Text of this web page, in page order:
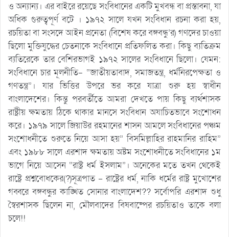
ও অন্যান্য। এর বাইরে রয়েছে সংবিধানের একটি মুখবন্ধ বা প্রস্তাবনা, যা
অধিক গুরুত্বপূর্ণ বটে । ১৯৭২ সালে যখন সংবিধান রচনা করা হয়,
রচয়িতা বা সংসদে আইন প্রনেতা (বিশেষ করে বঙ্গবন্ধু’র) গণদের চাওয়া
ছিলো মুক্তিযুদ্ধের চেতনাকে সংবিধানে প্রতিফলিত করা। কিছু ব্যতিক্রম
ব্যতিরেকে তার বেশিরভাগই ১৯৭২ সালের সংবিধানে ছিলো। যেমন:
সংবিধানে চার মূলনীতি- “জাতীয়তাবাদ, সমাজতন্ত্র, ধর্মনিরপেক্ষতা ও
গণতন্ত্র”। যার ভিত্তির উপরে ভর করে যাত্রা শুরু হয় স্বাধীন
বাংলাদেশের। কিন্তু পরবর্তীতে আমরা দেখতে পায় কিছু ব্যর্থশাসক
রাষ্ট্রীয় ক্ষমতায় ঠিকে থাকার মানসে সংবিধান অযাচিতভাবে সংশোধন
করে। ১৯৭৯ সালে জিয়াউর রহমানের শাসন আমলে সংবিধানের পঞ্চম
সংশোধনীতে শুরুতে নিয়ে আসা হয়” বিসমিল্লাহির রাহমানির রাহিম”
এবং ১৯৮৮ সালে এরশাদ ক্ষমতায় অষ্টম সংশোধনীতে সংবিধানের ১ম
ভাগে নিয়ে আসেন “রাষ্ট্র ধর্ম ইসলাম”। অনেকের মতে তখন থেকেই
রাষ্ট্রে প্রশ্নবোধকের(?)সূত্রপাত – রাষ্ট্রের ধর্ম, নাকি ধর্মের রাষ্ট্র মুখোশের
গব্বরে বঙ্গবন্ধুর কাঙ্খিত সোনার বাংলাদেশ?? সর্বোপরি এরশাদ শুধু
স্বৈরশাসক ছিলেন না, মৌলবাদের বিষবাষ্পের রচয়িতাও তাকে বলা
চলে!!